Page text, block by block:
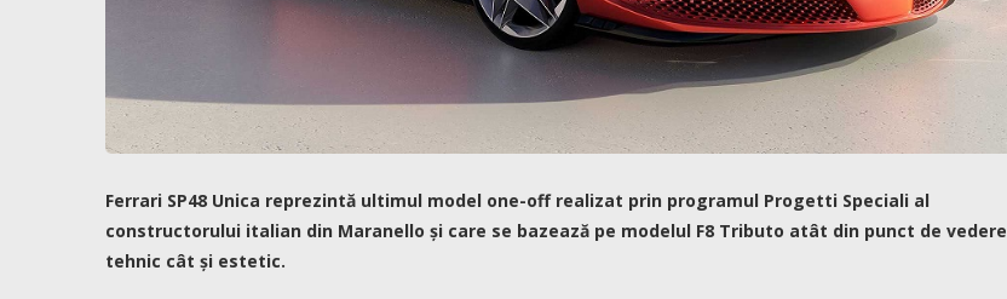
Ferrari SP48 Unica reprezintă ultimul model one-off realizat prin programul Progetti Speciali al
constructorului italian din Maranello și care se bazează pe modelul F8 Tributo atât din punct de vedere
tehnic cât și estetic.